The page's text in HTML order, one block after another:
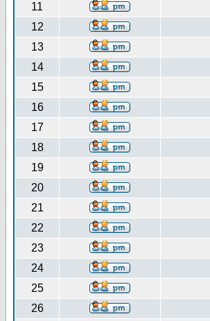
11
12
13
14
15
16
17
18
19
20
21
22
23
24
25
26